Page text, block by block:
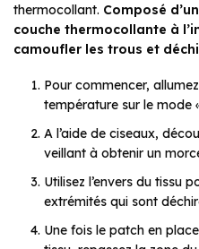
thermocollant. Composé
couche thermocollante à
camoufler les trous et
Pour commencer,
température sur le mode
A l’aide de ciseaux,
veillant à obtenir un
Utilisez l’envers du tissu
extrémités qui sont
Une fois le patch en